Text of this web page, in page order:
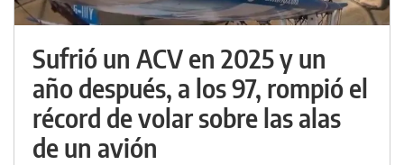
Sufrió un ACV en 2025 y un
año después, a los 97, rompió el
récord de volar sobre las alas
de un avión